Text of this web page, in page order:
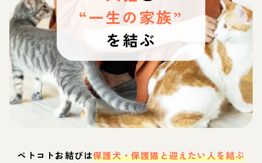
“一生の家族”
を結ぶ
ペトコトお結びは保護犬・保護猫と迎えたい人を結ぶ